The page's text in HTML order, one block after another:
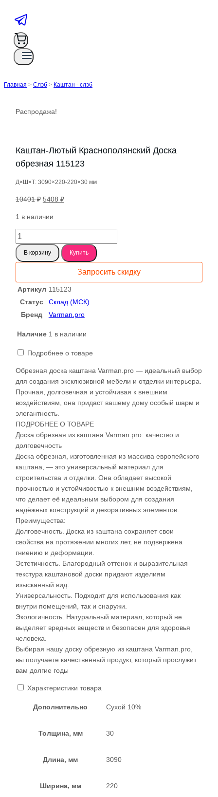
Главная > Слэб > Каштан - слэб
Распродажа!
Каштан-Лютый Краснополянский Доска
обрезная 115123
Д×Ш×Т: 3090×220-220×30 мм
10401₽ Первоначальная
составляла
10401 ₽.
5408 ₽Текущая
1 в наличии
Количество
товара
Каштан-
Лютый
Доска
обрезная
В корзину Купить
Запросить скидку
Артикул 115123
Статус
Склад (МСК)
Бренд
Varman.pro
Наличие 1 в наличии
Подробнее о товаре
Обрезная доска каштана Varman.pro — идеальный выбор
для создания эксклюзивной мебели и отделки интерьера.
Прочная, долговечная и устойчивая к внешним
воздействиям, она придаст вашему дому особый шарм и
элегантность.
ПОДРОБНЕЕ О ТОВАРЕ
Доска обрезная из каштана Varman.pro: качество и
долговечность
Доска обрезная, изготовленная из массива европейского
каштана, — это универсальный материал для
строительства и отделки. Она обладает высокой
прочностью и устойчивостью к внешним воздействиям,
что делает её идеальным выбором для создания
надёжных конструкций и декоративных элементов.
Преимущества:
Долговечность. Доска из каштана сохраняет свои
свойства на протяжении многих лет, не подвержена
гниению и деформации.
Эстетичность. Благородный оттенок и выразительная
текстура каштановой доски придают изделиям
изысканный вид.
Универсальность. Подходит для использования как
внутри помещений, так и снаружи.
Экологичность. Натуральный материал, который не
выделяет вредных веществ и безопасен для здоровья
человека.
Выбирая нашу доску обрезную из каштана Varman.pro,
вы получаете качественный продукт, который прослужит
вам долгие годы
Характеристики товара
Дополнительно Сухой 10%
Толщина, мм 30
Длина, мм 3090
Ширина, мм 220